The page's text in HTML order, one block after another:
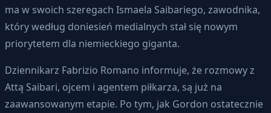
ma w swoich szeregach Ismaela Saibariego, zawodnika,
który według doniesień medialnych stał się nowym
priorytetem dla niemieckiego giganta.
Dziennikarz Fabrizio Romano informuje, że rozmowy z
Attą Saibari, ojcem i agentem piłkarza, są już na
zaawansowanym etapie. Po tym, jak Gordon ostatecznie